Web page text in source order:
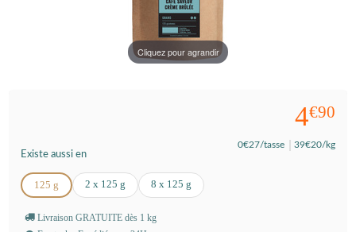
Cliquez pour agrandir
4€90
0€27/tasse 39€20/kg
Existe aussi en
125 g 2 x 125 g 8 x 125 g
Livraison GRATUITE dès 1 kg